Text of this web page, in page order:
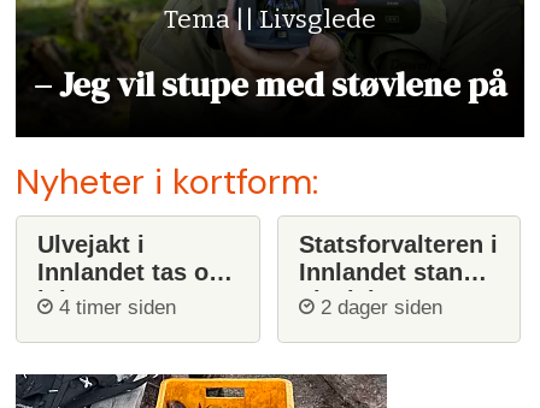
Tema || Livsglede
– Jeg vil stupe med støvlene på
Nyheter i kortform:
Ulvejakt i
Innlandet tas opp
igjen
4 timer siden
Statsforvalteren i
Innlandet stanser
ulvejakt
2 dager siden